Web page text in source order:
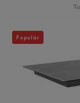
Populär